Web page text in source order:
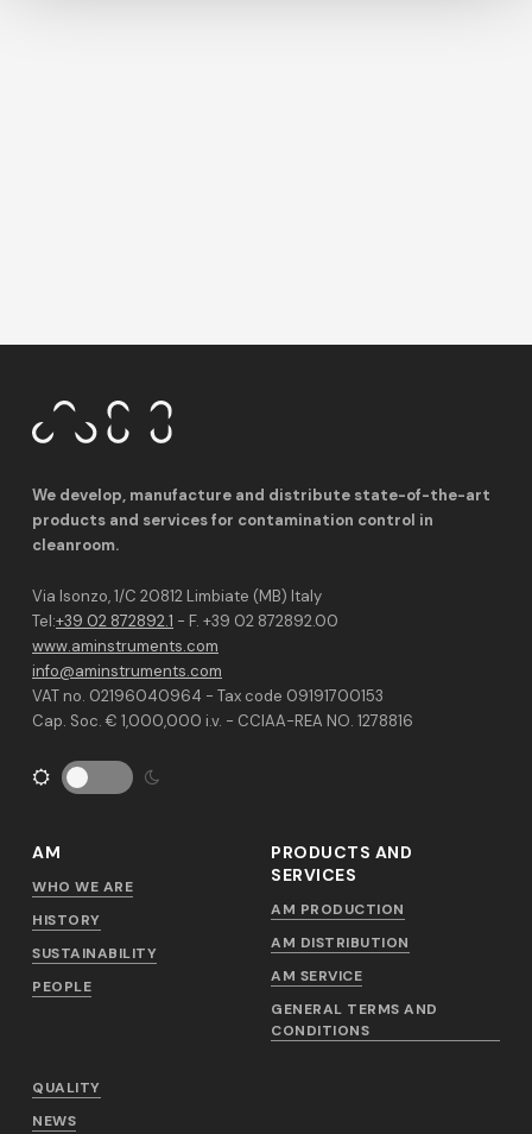
We develop, manufacture and distribute state-of-the-art
products and services for contamination control in
cleanroom.
Via Isonzo, 1/C 20812 Limbiate (MB) Italy
Tel:+39 02 872892.1 - F. +39 02 872892.00
www.aminstruments.com
info@aminstruments.com
VAT no. 02196040964 - Tax code 09191700153
Cap. Soc. € 1,000,000 i.v. - CCIAA-REA NO. 1278816
AM
WHO WE ARE
HISTORY
SUSTAINABILITY
PEOPLE
PRODUCTS AND
SERVICES
AM PRODUCTION
AM DISTRIBUTION
AM SERVICE
GENERAL TERMS AND
CONDITIONS
QUALITY
NEWS